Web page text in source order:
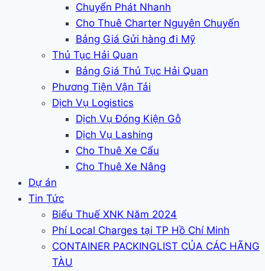
Chuyển Phát Nhanh
Cho Thuê Charter Nguyên Chuyến
Bảng Giá Gửi hàng đi Mỹ
Thủ Tục Hải Quan
Bảng Giá Thủ Tục Hải Quan
Phương Tiện Vận Tải
Dịch Vụ Logistics
Dịch Vụ Đóng Kiện Gỗ
Dịch Vụ Lashing
Cho Thuê Xe Cẩu
Cho Thuê Xe Nâng
Dự án
Tin Tức
Biểu Thuế XNK Năm 2024
Phí Local Charges tại TP Hồ Chí Minh
CONTAINER PACKINGLIST CỦA CÁC HÃNG
TÀU